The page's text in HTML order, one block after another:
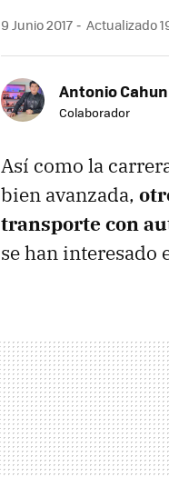
9 Junio 2017 Actualizado
Antonio Cahun
Colaborador
Así como la
bien avanzada,
transporte con
se han interesado